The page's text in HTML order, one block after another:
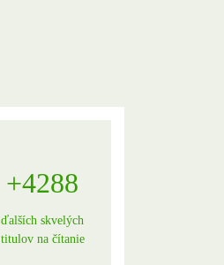
+4288
ďalších skvelých
titulov na čítanie